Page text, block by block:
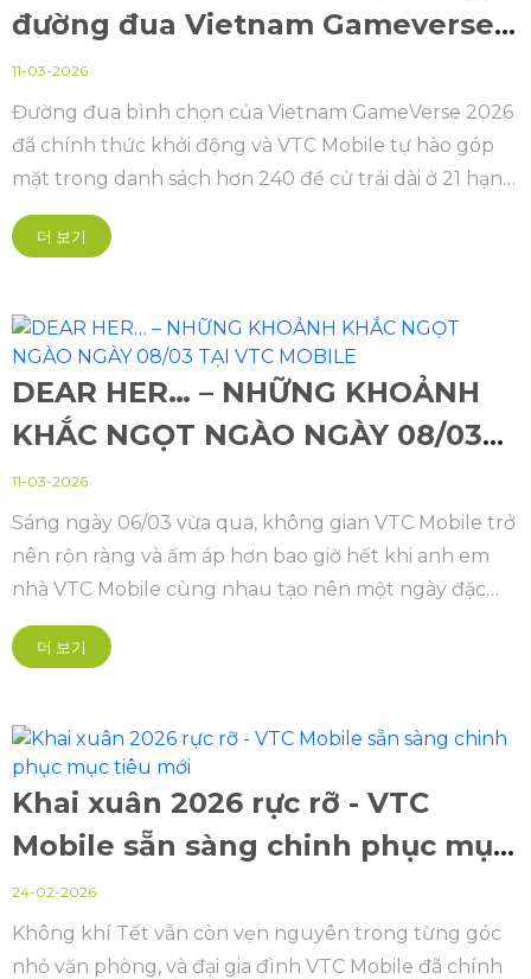
đường đua Vietnam Gameverse
2026
11-03-2026
Đường đua bình chọn của Vietnam GameVerse 2026
đã chính thức khởi động và VTC Mobile tự hào góp
mặt trong danh sách hơn 240 đề cử trải dài ở 21 hạng
mục của ngành game Việt Nam năm nay.
더 보기
DEAR HER… – NHỮNG KHOẢNH
KHẮC NGỌT NGÀO NGÀY 08/03
TẠI VTC MOBILE
11-03-2026
Sáng ngày 06/03 vừa qua, không gian VTC Mobile trở
nên rộn ràng và ấm áp hơn bao giờ hết khi anh em
nhà VTC Mobile cùng nhau tạo nên một ngày đặc
biệt dành riêng cho “Her” – những bóng hồng xinh
đẹp, tài năng và đầy nhiệt huyết của đại gia đình.
더 보기
Khai xuân 2026 rực rỡ - VTC
Mobile sẵn sàng chinh phục mục
tiêu mới
24-02-2026
Không khí Tết vẫn còn vẹn nguyên trong từng góc
nhỏ văn phòng, và đại gia đình VTC Mobile đã chính